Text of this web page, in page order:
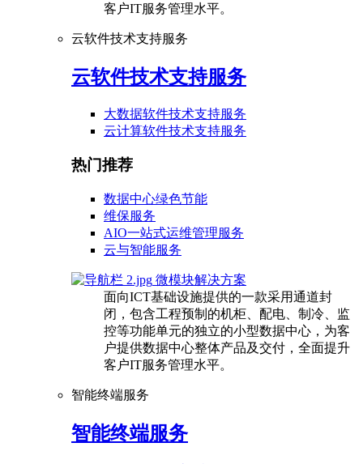
客户IT服务管理水平。
云软件技术支持服务
云软件技术支持服务
大数据软件技术支持服务
云计算软件技术支持服务
热门推荐
数据中心绿色节能
维保服务
AIO一站式运维管理服务
云与智能服务
微模块解决方案
面向ICT基础设施提供的一款采用通道封
闭，包含工程预制的机柜、配电、制冷、监
控等功能单元的独立的小型数据中心，为客
户提供数据中心整体产品及交付，全面提升
客户IT服务管理水平。
智能终端服务
智能终端服务